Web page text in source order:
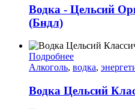
Водка - Цельсий
(Бндл)
Подробнее
Алкоголь, водка,
Водка Цельсий